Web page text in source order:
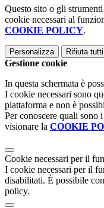
Questo sito o gli
cookie necessari al
COOKIE POLICY.
Personalizza Rifiuta tutti
Gestione cookie
In questa schermata è
I cookie necessari sono
piattaforma e non è
Per conoscere quali sono
visionare la COOKIE
Cookie necessari per il
I cookie necessari per il
disabilitati. È possibile
policy.